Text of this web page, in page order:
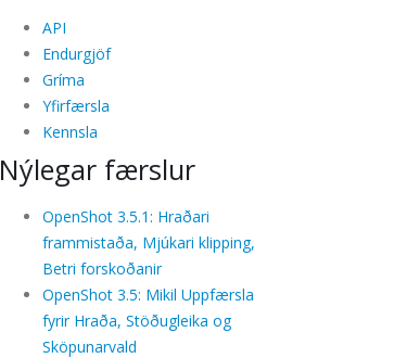
API
Endurgjöf
Gríma
Yfirfærsla
Kennsla
Nýlegar færslur
OpenShot 3.5.1: Hraðari
frammistaða, Mjúkari klipping,
Betri forskoðanir
OpenShot 3.5: Mikil Uppfærsla
fyrir Hraða, Stöðugleika og
Sköpunarvald